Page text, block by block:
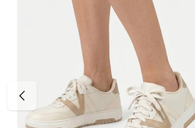
39 — aproximadamente 26,00 cm
Para escolher o tamanho ideal, meça
para um encaixe mais confortável. E,